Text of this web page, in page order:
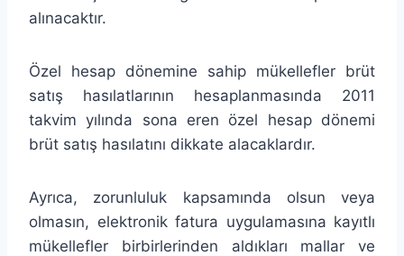
alınacaktır.
Özel hesap dönemine sahip mükellefler brüt
satış hasılatlarının hesaplanmasında 2011
takvim yılında sona eren özel hesap dönemi
brüt satış hasılatını dikkate alacaklardır.
Ayrıca, zorunluluk kapsamında olsun veya
olmasın, elektronik fatura uygulamasına kayıtlı
mükellefler birbirlerinden aldıkları mallar ve